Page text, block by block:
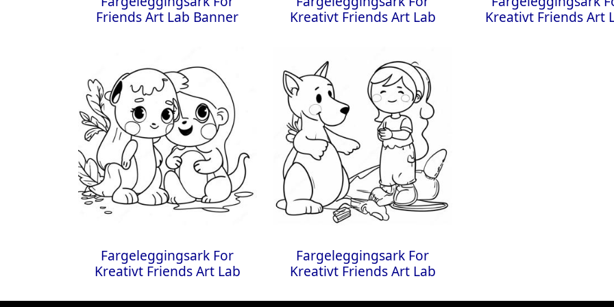
Friends Art Lab Banner
Kreativt Friends Art Lab
Kreativt Friends Art
Fargeleggingsark For
Kreativt Friends Art Lab
Fargeleggingsark For
Kreativt Friends Art Lab